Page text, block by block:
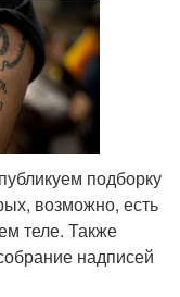
подборку
возможно, есть
теле. Также
надписей